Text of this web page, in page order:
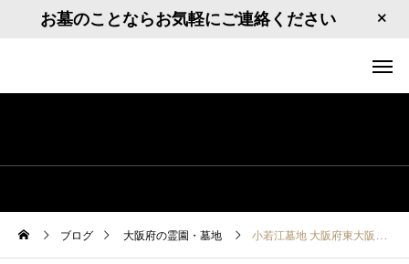
お墓のことならお気軽にご連絡ください
ブログ 大阪府の霊園・墓地 小若江墓地 大阪府東大阪市小若江1丁目１